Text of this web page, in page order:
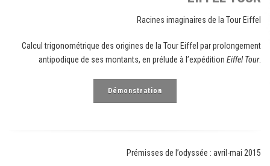
Racines imaginaires de la Tour Eiffel
Calcul trigonométrique des origines de la Tour Eiffel par prolongement
antipodique de ses montants, en prélude à l’expédition Eiffel Tour.
Démonstration
Prémisses de l’odyssée : avril-mai 2015